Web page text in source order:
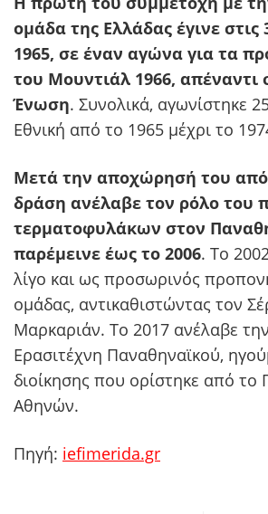
ομάδα της Ελλάδας έγινε
1965, σε έναν αγώνα για τα
του Μουντιάλ 1966, απέναντι
Ένωση. Συνολικά, αγωνίστηκε
Εθνική από το 1965 μέχρι το
Μετά την αποχώρησή του από
δράση ανέλαβε τον ρόλο του
τερματοφυλάκων στον
παρέμεινε έως το 2006. Το
λίγο και ως προσωρινός
ομάδας, αντικαθιστώντας τον
Μαρκαριάν. Το 2017 ανέλαβε
Ερασιτέχνη Παναθηναϊκού,
διοίκησης που ορίστηκε από το
Αθηνών.
Πηγή: iefimerida.gr